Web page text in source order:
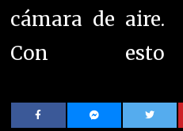
cámara de aire.
Con esto